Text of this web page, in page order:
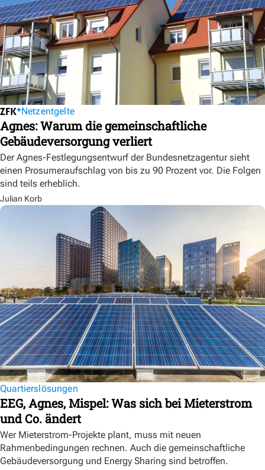
Netzentgelte
Agnes: Warum die gemeinschaftliche
Gebäudeversorgung verliert
Der Agnes-Festlegungsentwurf der Bundesnetzagentur sieht
einen Prosumeraufschlag von bis zu 90 Prozent vor. Die Folgen
sind teils erheblich.
Julian Korb
Quartierslösungen
EEG, Agnes, Mispel: Was sich bei Mieterstrom
und Co. ändert
Wer Mieterstrom-Projekte plant, muss mit neuen
Rahmenbedingungen rechnen. Auch die gemeinschaftliche
Gebäudeversorgung und Energy Sharing sind betroffen.